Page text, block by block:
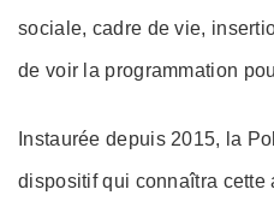
sociale, cadre de vie,
de voir la programmation
Instaurée depuis 2015, la
dispositif qui connaîtra cette